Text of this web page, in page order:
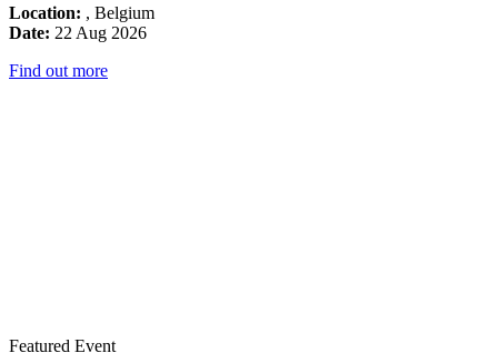
Location: , Belgium
Date: 22 Aug 2026
Find out more
Featured Event